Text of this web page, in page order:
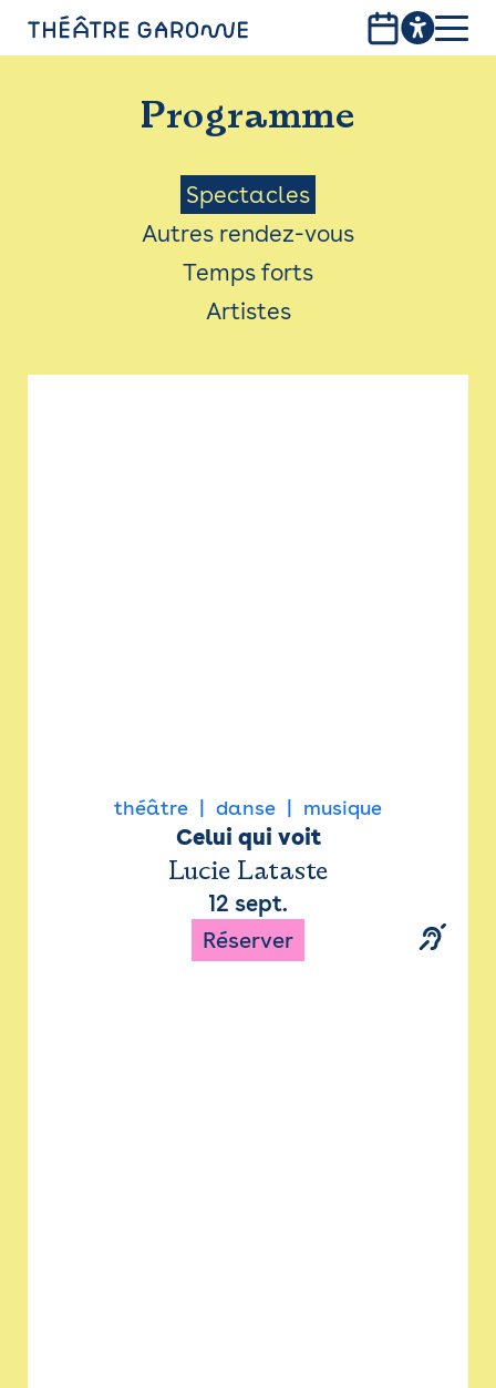
PROGRAMME
INFOS PRATIQUES
AVEC LES PUBLICS
ACCESSIBILITÉ
LES PRODUCTIONS
Programme
Menu
Saison
Spectacles
Autres rendez-vous
Temps forts
Artistes
théâtre danse musique
Celui qui voit
Lucie Lataste
12 sept.
Réserver